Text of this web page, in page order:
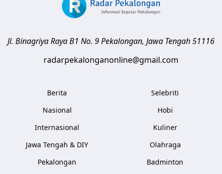
Jl. Binagriya Raya B1 No. 9Pekalongan, Jawa Tengah51116
radarpekalonganonline@gmail.com
Berita
Nasional
Internasional
Jawa Tengah & DIY
Pekalongan
Selebriti
Hobi
Kuliner
Olahraga
Badminton